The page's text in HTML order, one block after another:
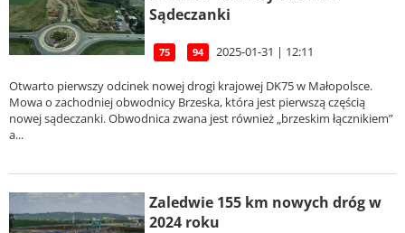
Sądeczanki
75 94 2025-01-31 | 12:11
Otwarto pierwszy odcinek nowej drogi krajowej DK75 w Małopolsce.
Mowa o zachodniej obwodnicy Brzeska, która jest pierwszą częścią
nowej sądeczanki. Obwodnica zwana jest również „brzeskim łącznikiem”
a...
Zaledwie 155 km nowych dróg w
2024 roku